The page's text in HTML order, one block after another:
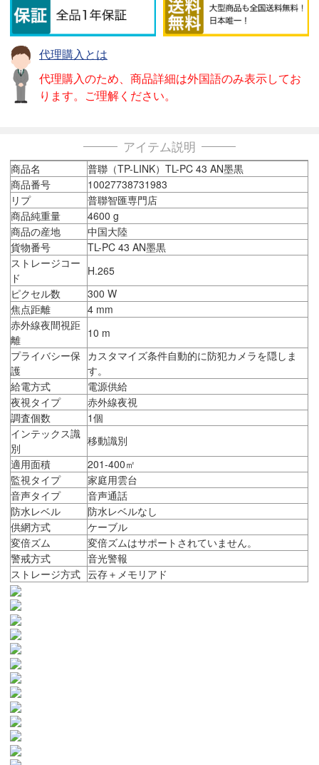
代理購入とは
代理購入のため、商品詳細は外国語のみ表示してお
ります。ご理解ください。
アイテム説明
商品名
普聯（TP-LINK）TL-PC 43 AN墨黒
商品番号
10027738731983
リプ
普聯智匯専門店
商品純重量
4600 g
商品の産地
中国大陸
貨物番号
TL-PC 43 AN墨黒
ストレージコー
ド
H.265
ピクセル数
300 W
焦点距離
4 mm
赤外線夜間視距
離
10 m
プライバシー保
護
カスタマイズ条件自動的に防犯カメラを隠しま
す。
給電方式
電源供給
夜視タイプ
赤外線夜視
調査個数
1個
インテックス識
別
移動識別
適用面積
201-400㎡
監視タイプ
家庭用雲台
音声タイプ
音声通話
防水レベル
防水レベルなし
供網方式
ケーブル
変倍ズム
変倍ズムはサポートされていません。
警戒方式
音光警報
ストレージ方式 云存＋メモリアド